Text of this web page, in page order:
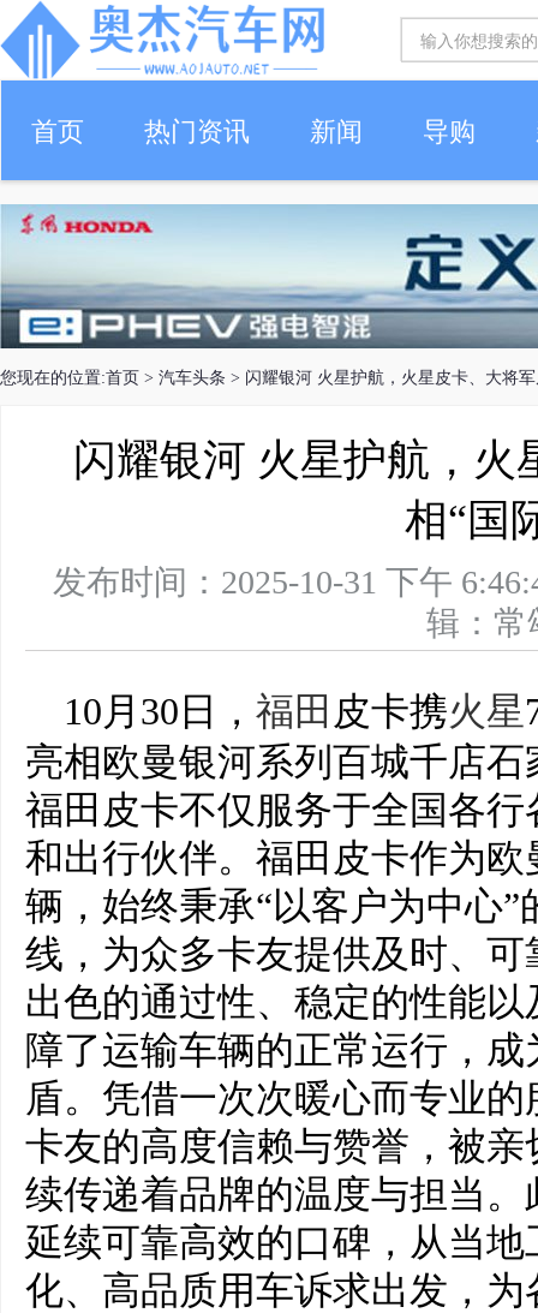
首页 热门资讯 新闻 导购
您现在的位置:首页 > 汽车头条 > 闪耀银河 火星护航，火星皮卡、大将
闪耀银河 火星护航，火
相“国
发布时间：2025-10-31 下午
辑：
10月30日， 福田 皮卡携火星
亮相欧曼银河系列百城千店
福田皮卡不仅服务于全国各
和出行伙伴。福田皮卡作为
辆，始终秉承“以客户为中心
线，为众多卡友提供及时、
出色的通过性、稳定的性能
障了运输车辆的正常运行，
盾。凭借一次次暖心而专业
卡友的高度信赖与赞誉，被
续传递着品牌的温度与担当
延续可靠高效的口碑，从当
化、高品质用车诉求出发，